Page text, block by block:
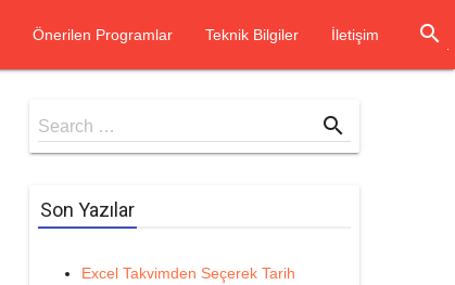
Önerilen Programlar Teknik Bilgiler İletişim search
Search
for
Search … search
Son Yazılar
Excel Takvimden Seçerek Tarih